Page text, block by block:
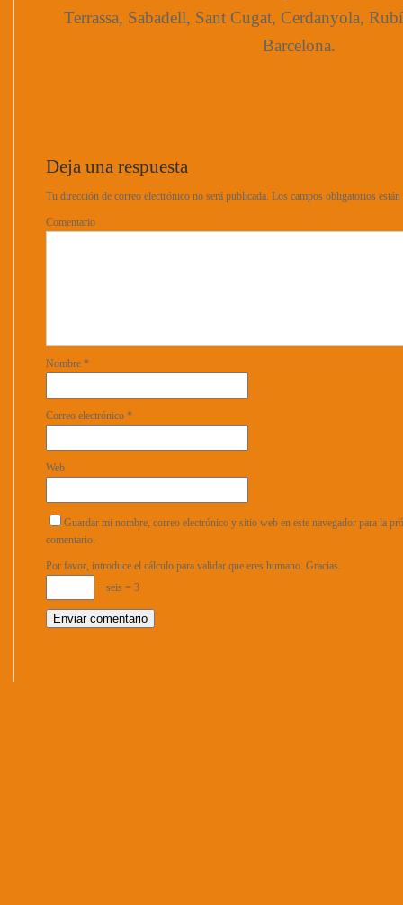
Terrassa, Sabadell, Sant Cugat, Cerdanyola,
Barcelona.
Deja una respuesta
Tu dirección de correo electrónico no será publicada. Los campos obligatorios
Comentario
Nombre *
Correo electrónico *
Web
Guardar mi nombre, correo electrónico y sitio web en este navegador para la
comentario.
Por favor, introduce el cálculo para validar que eres humano. Gracias.
− seis = 3